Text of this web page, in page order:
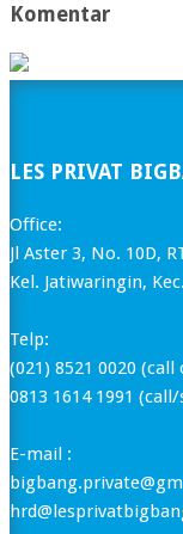
Komentar
LES PRIVAT
Office:
Jl Aster 3, No. 10D,
Kel. Jatiwaringin,
Telp:
(021) 8521 0020 (call
0813 1614 1991
E-mail :